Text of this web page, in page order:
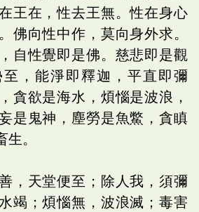
王在，性去王無。性在身心
佛向性中作，莫向身外求。
自性覺即是佛。慈悲即是觀
，能淨即釋迦，平直即彌
貪欲是海水，煩惱是波浪，
是鬼神，塵勞是魚鱉，貪瞋
。
，天堂便至；除人我，須彌
竭；煩惱無，波浪滅；毒害